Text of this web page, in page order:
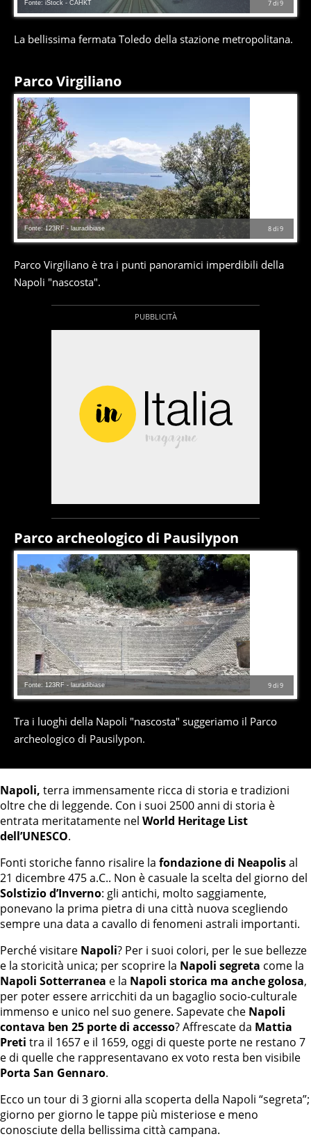
7di9
Fonte: iStock - CAHKT
La bellissima fermata Toledo della stazione metropolitana.
Parco Virgiliano
8di9
Fonte: 123RF - lauradibiase
Parco Virgiliano è tra i punti panoramici imperdibili della
Napoli "nascosta".
Parco archeologico di Pausilypon
9di9
Fonte: 123RF - lauradibiase
Tra i luoghi della Napoli "nascosta" suggeriamo il Parco
archeologico di Pausilypon.
Napoli, terra immensamente ricca di storia e tradizioni
oltre che di leggende. Con i suoi 2500 anni di storia è
entrata meritatamente nel World Heritage List
dell’UNESCO.
Fonti storiche fanno risalire la fondazione di Neapolisal
21 dicembre 475 a.C.. Non è casuale la scelta del giorno del
Solstizio d’Inverno: gli antichi, molto saggiamente,
ponevano la prima pietra di una città nuova scegliendo
sempre una data a cavallo di fenomeni astrali importanti.
Perché visitare Napoli? Per i suoi colori, per le sue bellezze
e la storicità unica; per scoprire la Napoli segreta come la
Napoli Sotterranea e la Napoli storica ma anche golosa,
per poter essere arricchiti da un bagaglio socio-culturale
immenso e unico nel suo genere. Sapevate che Napoli
contava ben 25 porte di accesso? Affrescate da Mattia
Preti tra il 1657 e il 1659, oggi di queste porte ne restano 7
e di quelle che rappresentavano ex voto resta ben visibile
Porta San Gennaro.
Ecco un tour di 3 giorni alla scoperta della Napoli “segreta”;
giorno per giorno le tappe più misteriose e meno
conosciute della bellissima città campana.